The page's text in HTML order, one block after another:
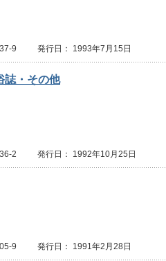
9 発行日： 1993年7月15日
・その他
2 発行日： 1992年10月25日
9 発行日： 1991年2月28日